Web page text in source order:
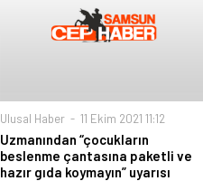
Ulusal Haber 11 Ekim 2021 11:12
Uzmanından “çocukların
beslenme çantasına paketli ve
hazır gıda koymayın” uyarısı